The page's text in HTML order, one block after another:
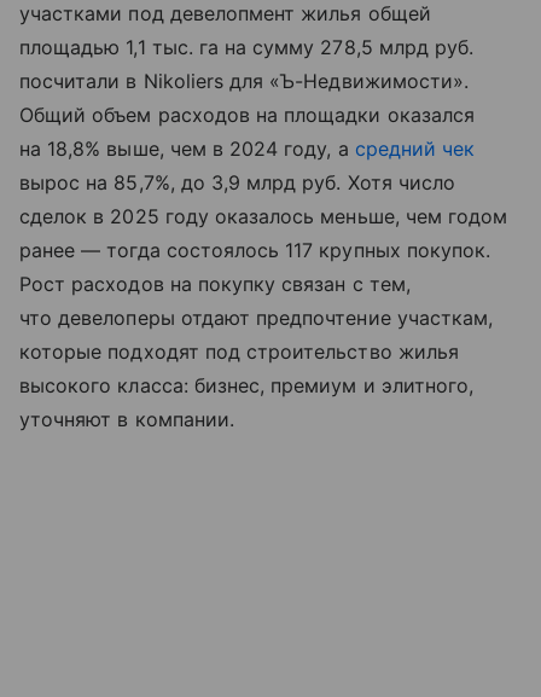
участками под девелопмент жилья общей
площадью 1,1 тыс. га на сумму 278,5 млрд руб.
посчитали в Nikoliers для «Ъ-Недвижимости».
Общий объем расходов на площадки оказался
на 18,8% выше, чем в 2024 году, а средний чек
вырос на 85,7%, до 3,9 млрд руб. Хотя число
сделок в 2025 году оказалось меньше, чем годом
ранее — тогда состоялось 117 крупных покупок.
Рост расходов на покупку связан с тем,
что девелоперы отдают предпочтение участкам,
которые подходят под строительство жилья
высокого класса: бизнес, премиум и элитного,
уточняют в компании.